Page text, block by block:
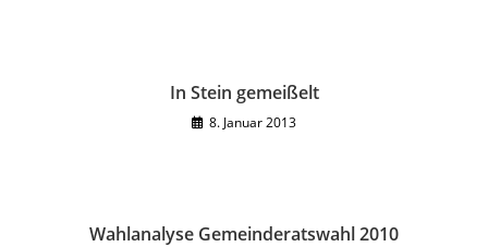
In Stein gemeißelt
8. Januar 2013
Wahlanalyse Gemeinderatswahl 2010